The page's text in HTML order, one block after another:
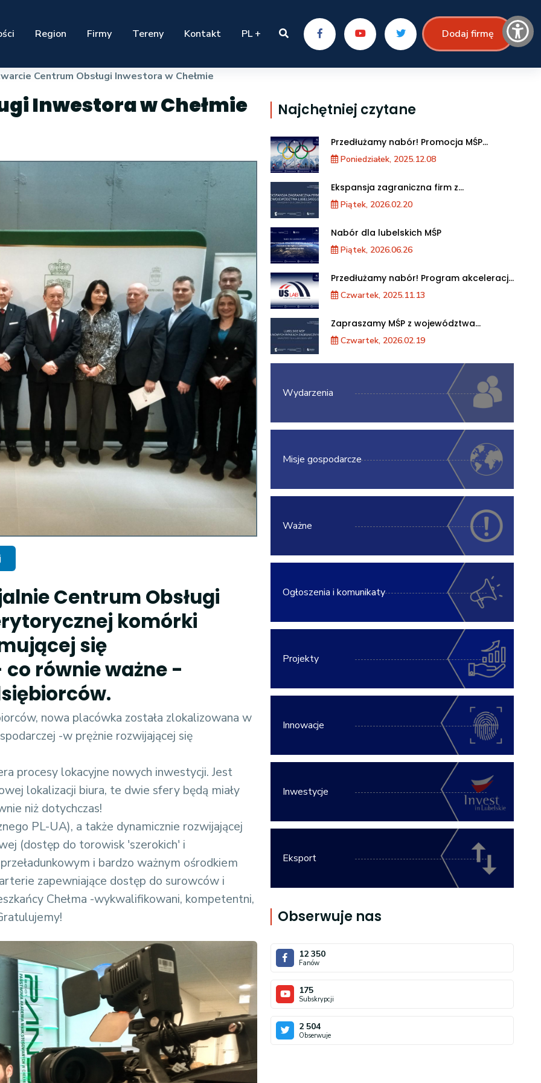
Region Firmy Tereny Kontakt PL + Dodaj firmę
Centrum Obsługi Inwestora w Chełmie
Inwestora w Chełmie
Centrum Obsługi
komórki
się
równie ważne -
nowa placówka została zlokalizowana w
-w prężnie rozwijającej się
procesy lokacyjne nowych inwestycji. Jest
lokalizacji biura, te dwie sfery będą miały
niż dotychczas!
PL-UA), a także dynamicznie rozwijającej
(dostęp do torowisk 'szerokich' i
i bardzo ważnym ośrodkiem
zapewniające dostęp do surowców i
Chełma -wykwalifikowani, kompetentni,
Najchętniej czytane
Przedłużamy nabór! Promocja MŚP
podczas XXV Zimowych Igrzysk
Olimpijskich we Włoszech
Poniedziałek, 2025.12.08
Ekspansja zagraniczna firm z
województwa lubelskiego. Warsztaty dla
MŚPPiątek, 2026.02.20
Nabór dla lubelskich MŚP
Piątek, 2026.06.26
Przedłużamy nabór! Program akceleracji
przedsiębiorstw
Czwartek, 2025.11.13
Zapraszamy MŚP z województwa
lubelskiego na warsztaty „Lubelskie MŚP
na nowych rynkach zagranicznych”
Czwartek, 2026.02.19
Wydarzenia
Misje gospodarcze
Ważne
Ogłoszenia i komunikaty
Projekty
Innowacje
Inwestycje
Eksport
Obserwuje nas
12 350
Fanów
175
Subskrypcji
2 504
Obserwuje